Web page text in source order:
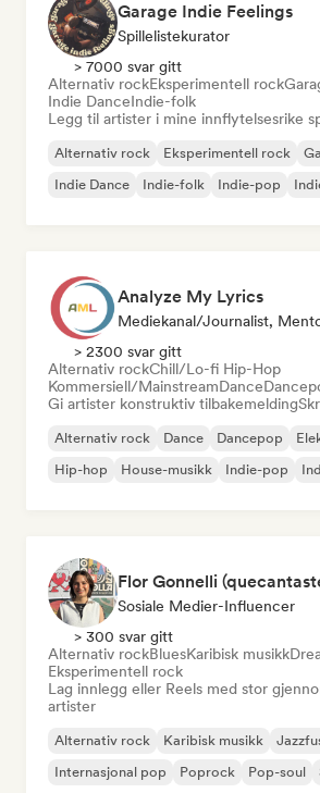
Garage Indie Feelings
Spillelistekurator
> 7000 svar gitt
Alternativ rockEksperimentell rock
Indie DanceIndie-folk
Legg til artister i mine innflytelsesrike
Alternativ rock Eksperimentell rock
Indie Dance
Indie-folk Indie-pop
Analyze My Lyrics
Mediekanal/journalist,
> 2300 svar gitt
Alternativ rockChill/Lo-fi Hip-Hop
Kommersiell/MainstreamDance
Gi artister konstruktiv tilbakemelding
Alternativ rock Dance Dancepop
Hip-hop
House-musikk Indie-pop
Sosiale Medier-Influencer
> 300 svar gitt
Alternativ rockBluesKaribisk musikk
Eksperimentell rock
Lag innlegg eller Reels med stor
artister
Alternativ rock Karibisk musikk
Internasjonal pop
Poprock Pop-soul